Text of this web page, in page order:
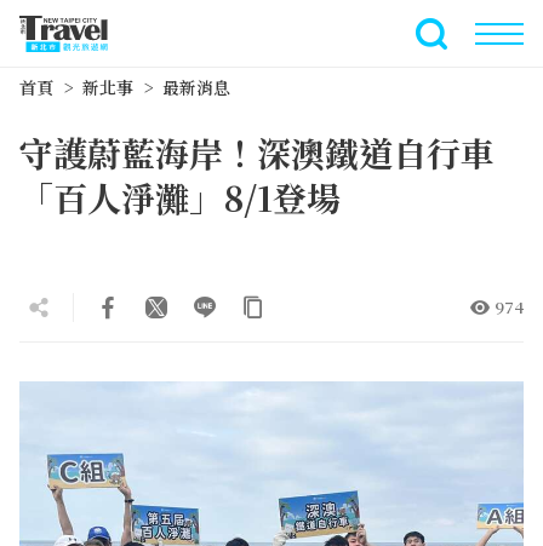
全文檢索
首頁 新北事 最新消息
守護蔚藍海岸！深澳鐵道自行車
「百人淨灘」8/1登場
974